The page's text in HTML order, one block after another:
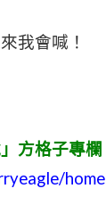
我會喊！
方格子專欄
home